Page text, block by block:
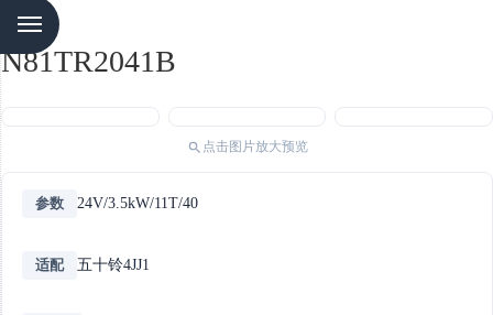
N81TR2041B
点击图片放大预览
参数 24V/3.5kW/11T/40
适配 五十铃4JJ1